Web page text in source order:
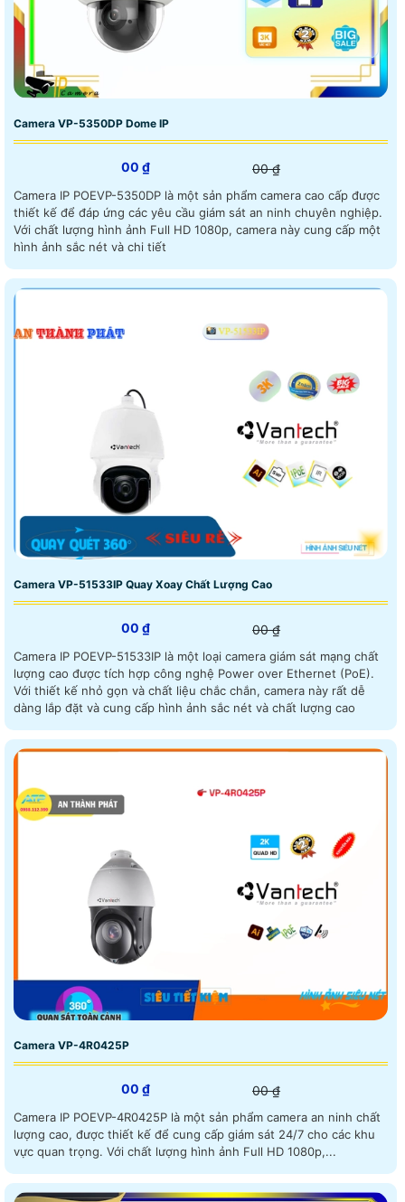
Camera VP-5350DP Dome IP
00 ₫ 00 ₫
Camera IP POEVP-5350DP là một sản phẩm camera cao cấp được
thiết kế để đáp ứng các yêu cầu giám sát an ninh chuyên nghiệp.
Với chất lượng hình ảnh Full HD 1080p, camera này cung cấp một
hình ảnh sắc nét và chi tiết
Camera VP-51533IP Quay Xoay Chất Lượng Cao
00 ₫ 00 ₫
Camera IP POEVP-51533IP là một loại camera giám sát mạng chất
lượng cao được tích hợp công nghệ Power over Ethernet (PoE).
Với thiết kế nhỏ gọn và chất liệu chắc chắn, camera này rất dễ
dàng lắp đặt và cung cấp hình ảnh sắc nét và chất lượng cao
Camera VP-4R0425P
00 ₫ 00 ₫
Camera IP POEVP-4R0425P là một sản phẩm camera an ninh chất
lượng cao, được thiết kế để cung cấp giám sát 24/7 cho các khu
vực quan trọng. Với chất lượng hình ảnh Full HD 1080p,...